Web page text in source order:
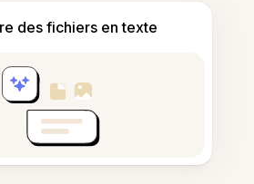
des fichiers en texte